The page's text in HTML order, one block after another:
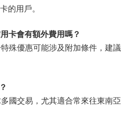
的用戶。
卡會有額外費用嗎？
殊優惠可能涉及附加條件，建議
國交易，尤其適合常來往東南亞